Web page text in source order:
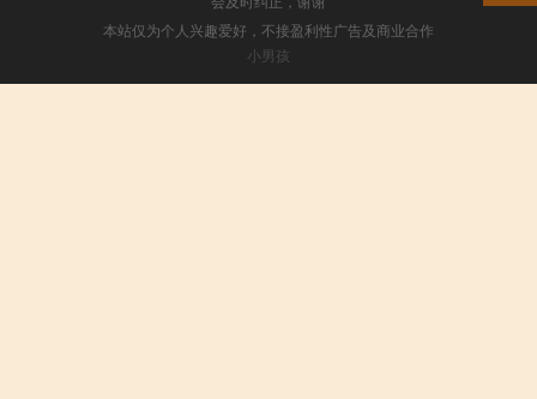
本站仅为个人兴趣爱好，不接盈利性广告及商业合作
小男孩